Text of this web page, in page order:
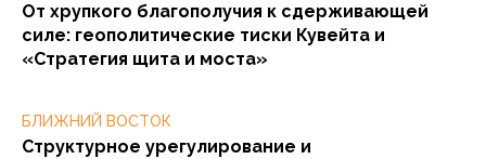
От хрупкого благополучия к сдерживающей
силе: геополитические тиски Кувейта и
«Стратегия щита и моста»
БЛИЖНИЙ ВОСТОК
Структурное урегулирование и